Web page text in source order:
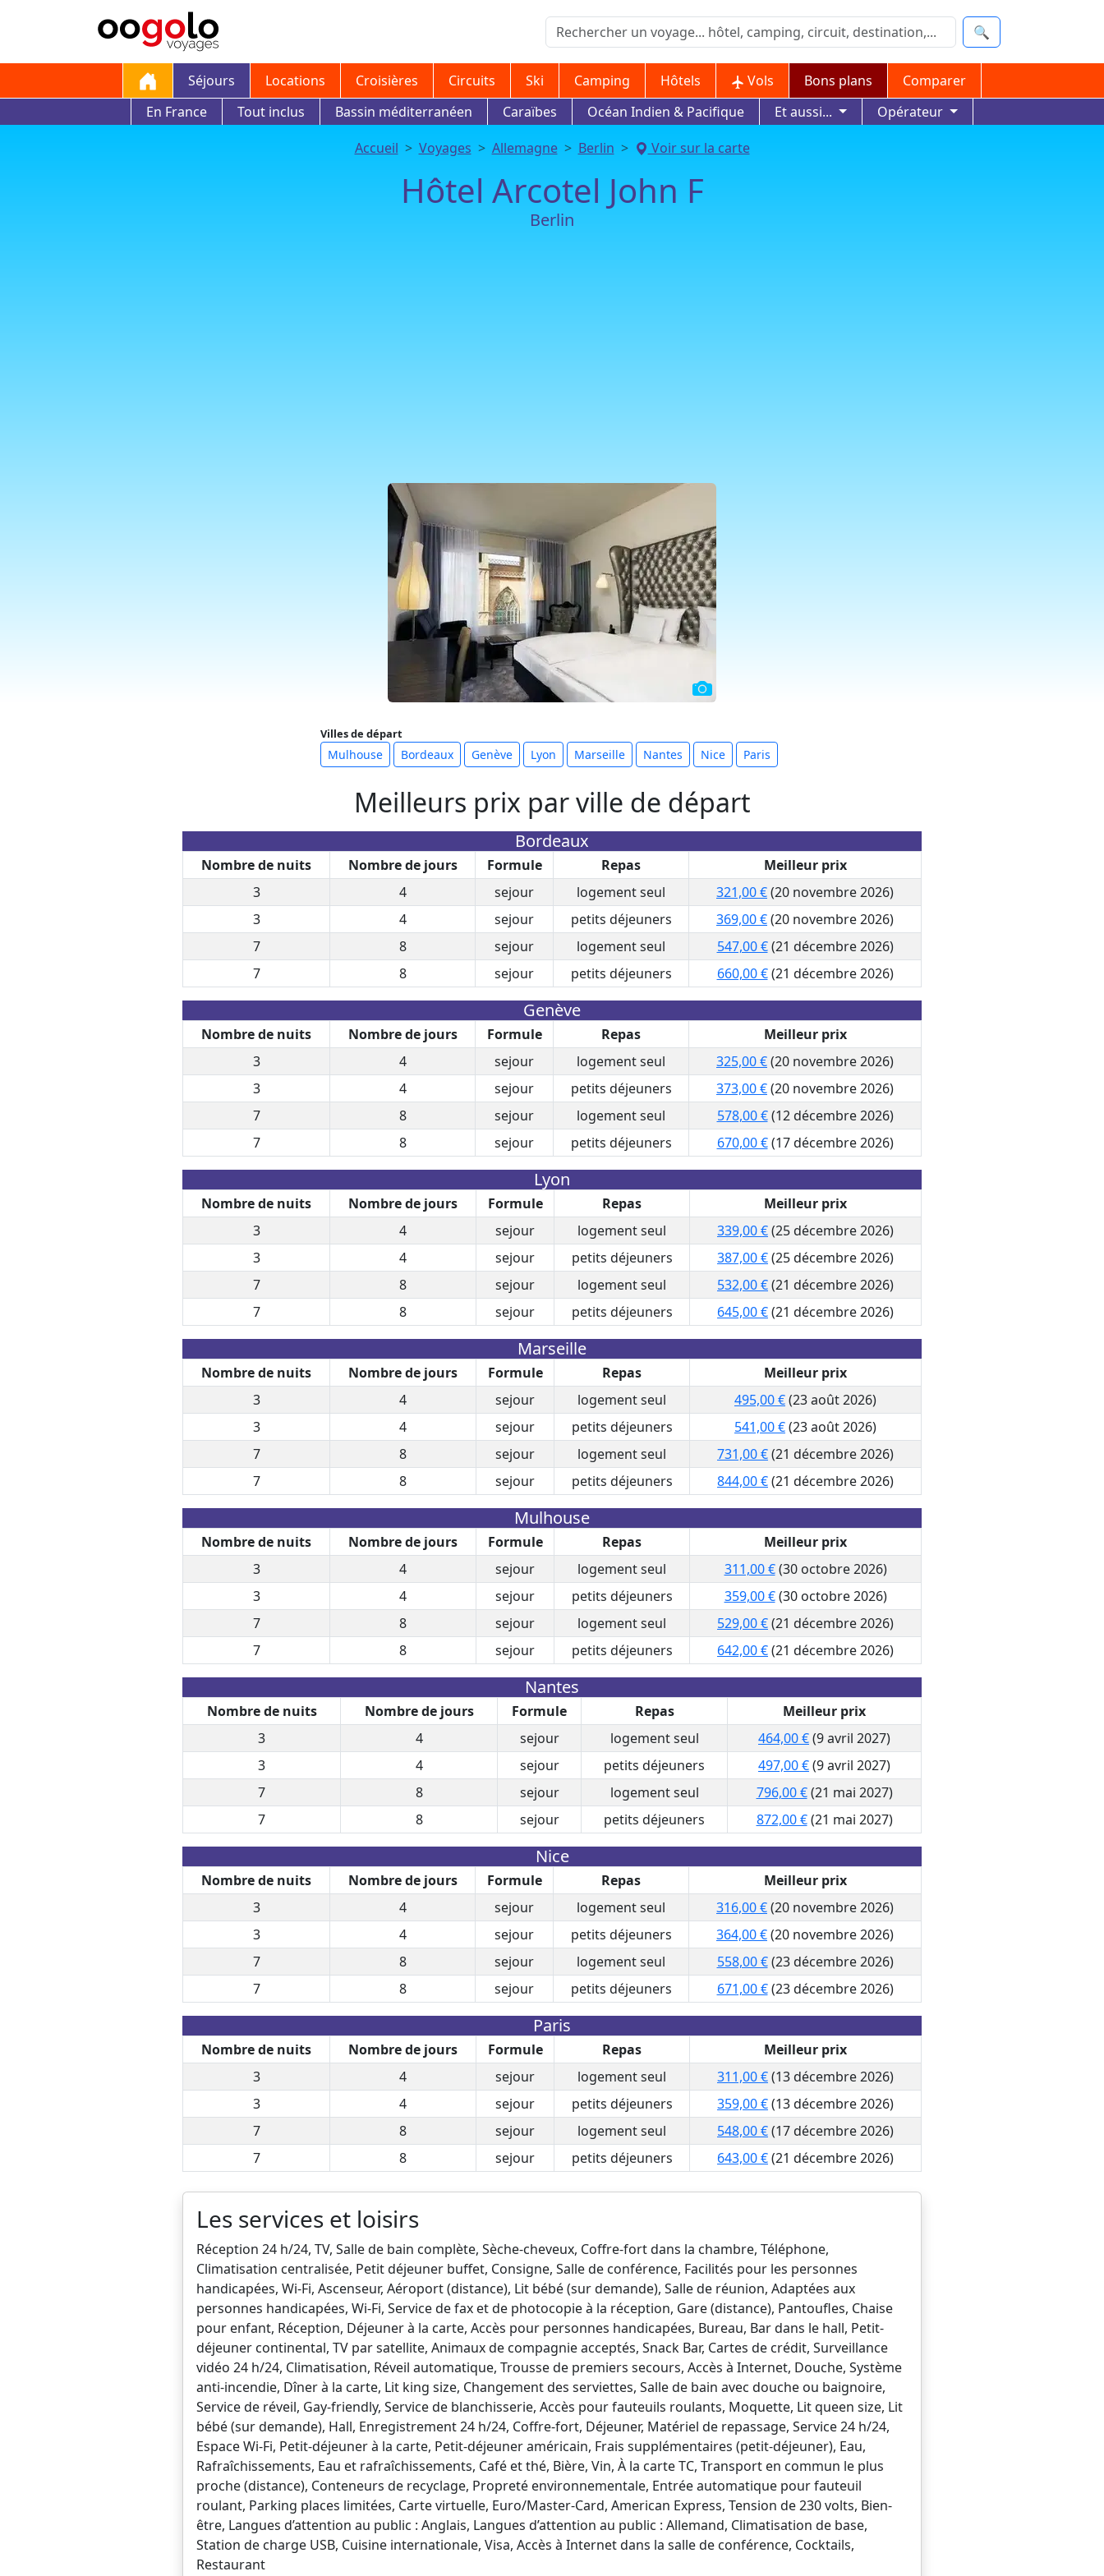
🔍
Séjours Locations Croisières Circuits Ski Camping Hôtels Vols Bons plans
Comparer
En France
Tout inclus Bassin méditerranéen Caraïbes Océan Indien & Pacifique Et aussi...
Opérateur
Accueil
Voyages Allemagne Berlin Voir sur la carte
Hôtel Arcotel John F
Berlin
Villes de départ
Mulhouse Bordeaux Genève Lyon Marseille Nantes Nice Paris
Meilleurs prix par ville de départ
Bordeaux
Nombre de nuits Nombre de jours Formule Repas
Meilleur prix
3
4 sejour logement seul 321,00 €(20 novembre 2026)
3
4 sejour petits déjeuners 369,00 €(20 novembre 2026)
7
8 sejour logement seul 547,00 €(21 décembre 2026)
7
8 sejour petits déjeuners 660,00 €(21 décembre 2026)
Genève
Nombre de nuits Nombre de jours Formule Repas
Meilleur prix
3
4 sejour logement seul 325,00 €(20 novembre 2026)
3
4 sejour petits déjeuners 373,00 €(20 novembre 2026)
7
8 sejour logement seul 578,00 €(12 décembre 2026)
7
8 sejour petits déjeuners 670,00 €(17 décembre 2026)
Lyon
Nombre de nuits Nombre de jours Formule Repas
Meilleur prix
3
4 sejour logement seul 339,00 €(25 décembre 2026)
3
4 sejour petits déjeuners 387,00 €(25 décembre 2026)
7
8 sejour logement seul 532,00 €(21 décembre 2026)
7
8 sejour petits déjeuners 645,00 €(21 décembre 2026)
Marseille
Nombre de nuits Nombre de jours Formule Repas
Meilleur prix
3
4 sejour logement seul 495,00 €(23 août 2026)
3
4 sejour petits déjeuners 541,00 €(23 août 2026)
7
8 sejour logement seul 731,00 €(21 décembre 2026)
7
8 sejour petits déjeuners 844,00 €(21 décembre 2026)
Mulhouse
Nombre de nuits Nombre de jours Formule Repas
Meilleur prix
3
4 sejour logement seul 311,00 €(30 octobre 2026)
3
4 sejour petits déjeuners 359,00 €(30 octobre 2026)
7
8 sejour logement seul 529,00 €(21 décembre 2026)
7
8 sejour petits déjeuners 642,00 €(21 décembre 2026)
Nantes
Nombre de nuits Nombre de jours Formule Repas
Meilleur prix
3
4 sejour logement seul 464,00 €(9 avril 2027)
3
4 sejour petits déjeuners 497,00 €(9 avril 2027)
7
8 sejour logement seul 796,00 €(21 mai 2027)
7
8 sejour petits déjeuners 872,00 €(21 mai 2027)
Nice
Nombre de nuits Nombre de jours Formule Repas
Meilleur prix
3
4 sejour logement seul 316,00 €(20 novembre 2026)
3
4 sejour petits déjeuners 364,00 €(20 novembre 2026)
7
8 sejour logement seul 558,00 €(23 décembre 2026)
7
8 sejour petits déjeuners 671,00 €(23 décembre 2026)
Paris
Nombre de nuits Nombre de jours Formule Repas
Meilleur prix
3
4 sejour logement seul 311,00 €(13 décembre 2026)
3
4 sejour petits déjeuners 359,00 €(13 décembre 2026)
7
8 sejour logement seul 548,00 €(17 décembre 2026)
7
8 sejour petits déjeuners 643,00 €(21 décembre 2026)
Les services et loisirs
Réception 24 h/24, TV, Salle de bain complète, Sèche-cheveux, Coffre-fort dans la chambre, Téléphone,
Climatisation centralisée, Petit déjeuner buffet, Consigne, Salle de conférence, Facilités pour les personnes
handicapées, Wi-Fi, Ascenseur, Aéroport (distance), Lit bébé (sur demande), Salle de réunion, Adaptées aux
personnes handicapées, Wi-Fi, Service de fax et de photocopie à la réception, Gare (distance), Pantoufles, Chaise
pour enfant, Réception, Déjeuner à la carte, Accès pour personnes handicapées, Bureau, Bar dans le hall, Petit-
déjeuner continental, TV par satellite, Animaux de compagnie acceptés, Snack Bar, Cartes de crédit, Surveillance
vidéo 24 h/24, Climatisation, Réveil automatique, Trousse de premiers secours, Accès à Internet, Douche, Système
anti-incendie, Dîner à la carte, Lit king size, Changement des serviettes, Salle de bain avec douche ou baignoire,
Service de réveil, Gay-friendly, Service de blanchisserie, Accès pour fauteuils roulants, Moquette, Lit queen size, Lit
bébé (sur demande), Hall, Enregistrement 24 h/24, Coffre-fort, Déjeuner, Matériel de repassage, Service 24 h/24,
Espace Wi-Fi, Petit-déjeuner à la carte, Petit-déjeuner américain, Frais supplémentaires (petit-déjeuner), Eau,
Rafraîchissements, Eau et rafraîchissements, Café et thé, Bière, Vin, À la carte TC, Transport en commun le plus
proche (distance), Conteneurs de recyclage, Propreté environnementale, Entrée automatique pour fauteuil
roulant, Parking places limitées, Carte virtuelle, Euro/Master-Card, American Express, Tension de 230 volts, Bien-
être, Langues d’attention au public : Anglais, Langues d’attention au public : Allemand, Climatisation de base,
Station de charge USB, Cuisine internationale, Visa, Accès à Internet dans la salle de conférence, Cocktails,
Restaurant